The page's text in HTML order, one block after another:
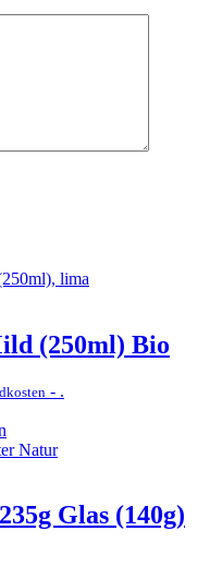
(250ml) Bio
- .
Glas (140g)